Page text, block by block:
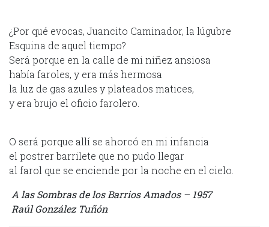
¿Por qué evocas, Juancito Caminador, la lúgubre
Esquina de aquel tiempo?
Será porque en la calle de mi niñez ansiosa
había faroles, y era más hermosa
la luz de gas azules y plateados matices,
y era brujo el oficio farolero.
O será porque allí se ahorcó en mi infancia
el postrer barrilete que no pudo llegar
al farol que se enciende por la noche en el cielo.
A las Sombras de los Barrios Amados – 1957
Raúl González Tuñón